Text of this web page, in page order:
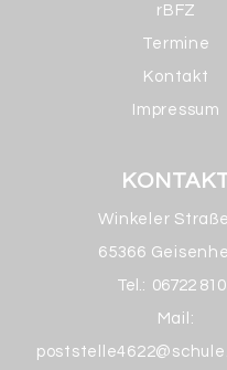
rBFZ
Termine
Kontakt
Impressum
Winkeler
65366
Tel.: 06722
Mail: